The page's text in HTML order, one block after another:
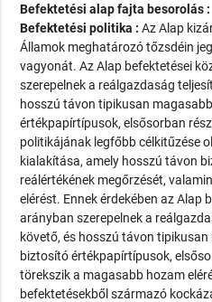
Befektetési alap fajta besorolás :
Befektetési politika :Az Alap
Államok meghatározó tőzsdéin
vagyonát. Az Alap befektetései
szerepelnek a reálgazdaság
hosszú távon tipikusan
értékpapírtípusok, elsősorban
politikájának legfőbb célkitűzése
kialakítása, amely hosszú távon
reálértékének megőrzését,
elérést. Ennek érdekében az
arányban szerepelnek a
követő, és hosszú távon
biztosító értékpapírtípusok,
törekszik a magasabb hozam
befektetésekből származó